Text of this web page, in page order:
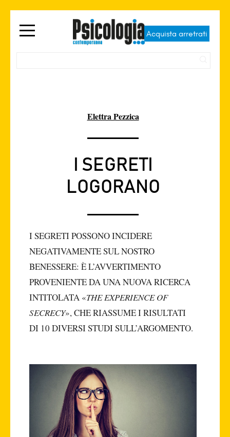
Acquista arretrati
Elettra Pezzica
I SEGRETI
LOGORANO
I SEGRETI POSSONO INCIDERE
NEGATIVAMENTE SUL NOSTRO
BENESSERE: È L’AVVERTIMENTO
PROVENIENTE DA UNA NUOVA RICERCA
INTITOLATA «THE EXPERIENCE OF
SECRECY», CHE RIASSUME I RISULTATI
DI 10 DIVERSI STUDI SULL’ARGOMENTO.